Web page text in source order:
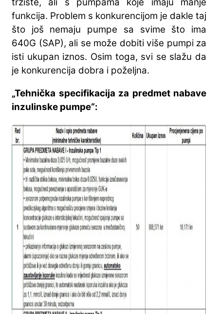
tržište, ali s pumpama koje imaju manje
funkcija. Problem s konkurencijom je dakle taj
što još nemaju pumpe sa svime što ima
640G (SAP), ali se može dobiti više pumpi za
isti ukupan iznos. Osim toga, svi se slažu da
je konkurencija dobra i poželjna.
„Tehnička specifikacija za predmet nabave
inzulinske pumpe“: